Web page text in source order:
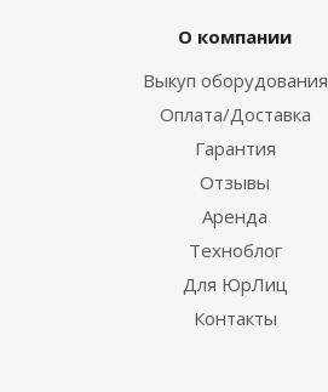
О компании
Выкуп оборудования
Оплата/Доставка
Гарантия
Отзывы
Аренда
Техноблог
Для ЮрЛиц
Контакты